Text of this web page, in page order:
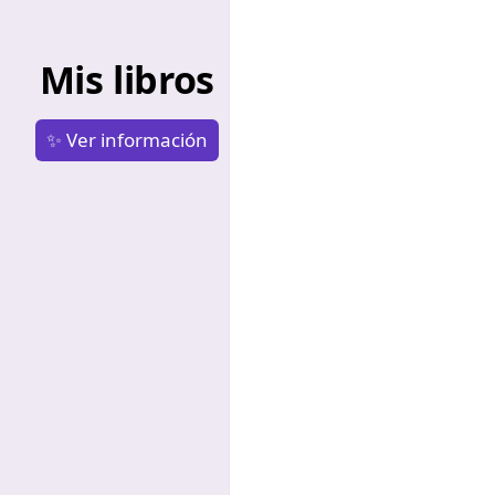
Mis libros
✨ Ver información